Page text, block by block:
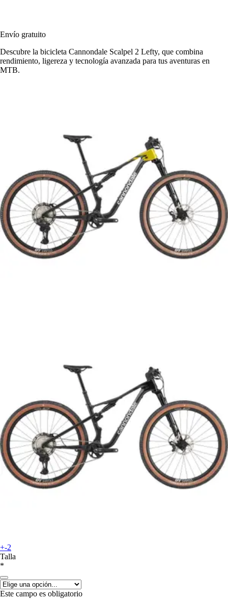
Envío gratuito
Descubre la bicicleta Cannondale Scalpel 2 Lefty, que combina
rendimiento, ligereza y tecnología avanzada para tus aventuras en
MTB.
+-2
Talla
*
Este campo es obligatorio